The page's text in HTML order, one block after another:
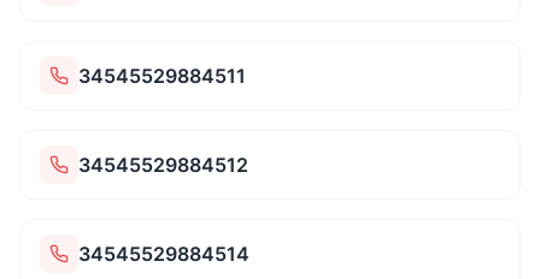
34545529884511
34545529884512
34545529884514